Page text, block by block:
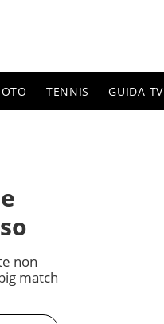
TENNIS GUIDA TV
non
match